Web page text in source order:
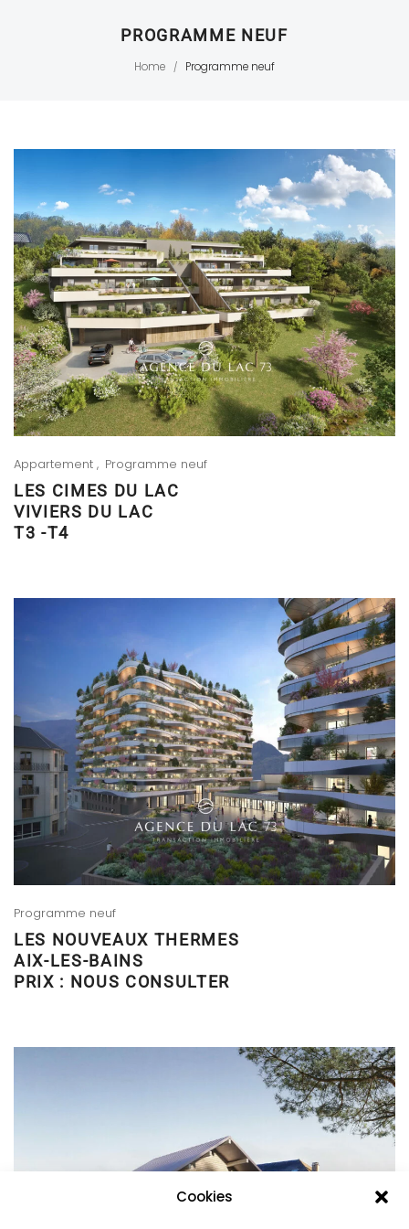
Cookies
PROGRAMME NEUF
Home / Programme neuf
Appartement Programme neuf
LES CIMES DU LAC
VIVIERS DU LAC
T3 -T4
Programme neuf
LES NOUVEAUX THERMES
AIX-LES-BAINS
PRIX : NOUS CONSULTER